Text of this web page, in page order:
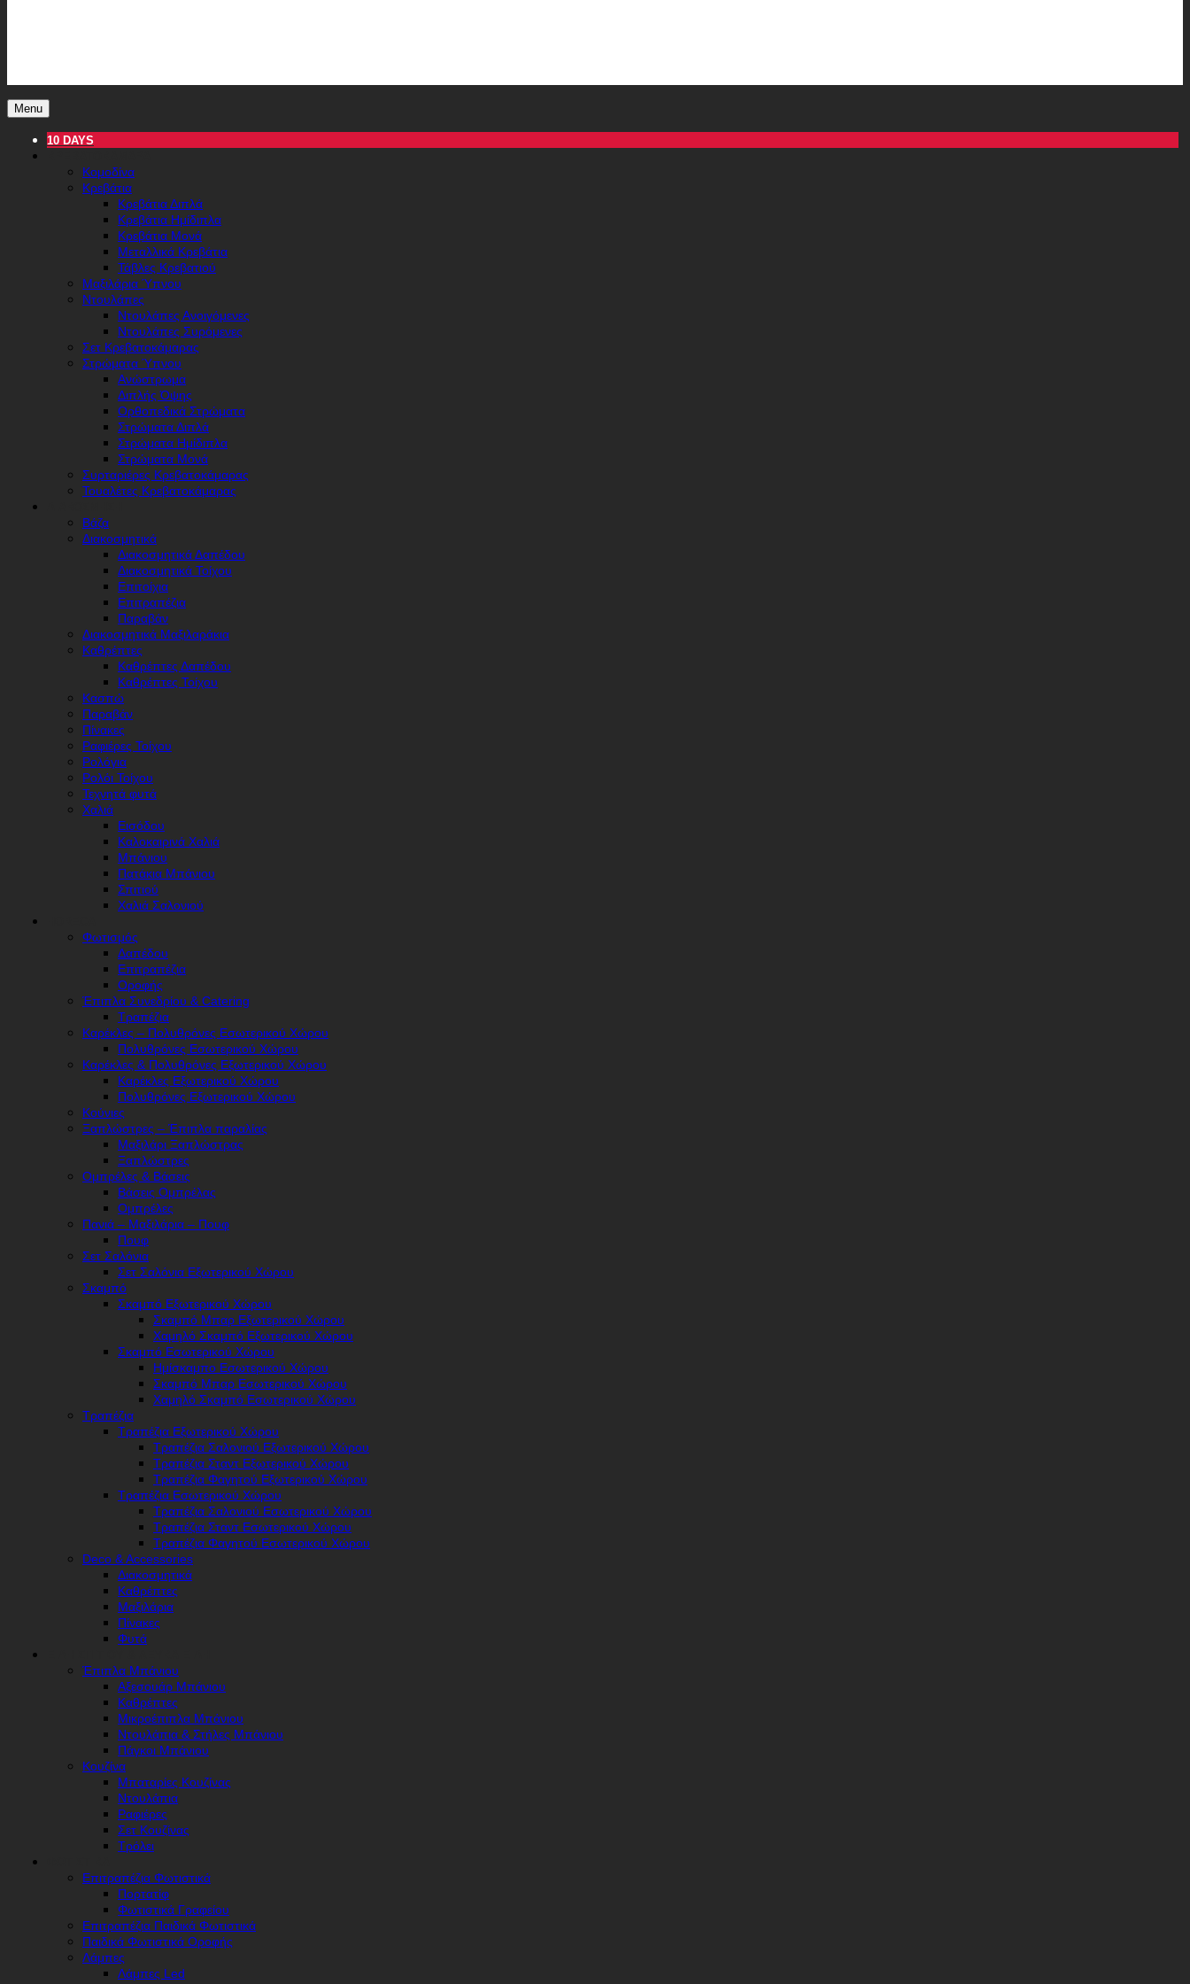
Menu
10 DAYS
Κομοδίνα
Κρεβάτια
Κρεβάτια Διπλά
Κρεβάτια Ημίδιπλα
Κρεβάτια Μονά
Μεταλλικά Κρεβάτια
Τάβλες Κρεβατιού
Μαξιλάρια Ύπνου
Ντουλάπες
Ντουλάπες Ανοιγόμενες
Ντουλάπες Συρόμενες
Σετ Κρεβατοκάμαρας
Στρώματα Ύπνου
Ανώστρωμα
Διπλής Όψης
Ορθοπεδικά Στρώματα
Στρώματα Διπλά
Στρώματα Ημίδιπλα
Στρώματα Μονά
Συρταριέρες Κρεβατοκάμαρας
Τουαλέτες Κρεβατοκάμαρας
Βάζα
Διακοσμητικά
Διακοσμητικά Δαπέδου
Διακοσμητικά Τοίχου
Επιτοίχια
Επιτραπέζια
Παραβάν
Διακοσμητικά Μαξιλαράκια
Καθρέπτες
Καθρέπτες Δαπέδου
Καθρέπτες Τοίχου
Κασπώ
Παραβάν
Πίνακες
Ραφιέρες Τοίχου
Ρολόγια
Ρολόι Τοίχου
Τεχνητά φυτά
Χαλιά
Εισόδου
Καλοκαιρινά Χαλιά
Μπάνιου
Πατάκια Μπάνιου
Σπιτιού
Χαλιά Σαλονιού
Φωτισμός
Δαπέδου
Επιτραπέζια
Οροφής
Έπιπλα Συνεδρίου & Catering
Τραπέζια
Καρέκλες – Πολυθρόνες Εσωτερικού Χώρου
Πολυθρόνες Εσωτερικού Χώρου
Καρέκλες & Πολυθρόνες Εξωτερικού Χώρου
Καρέκλες Εξωτερικού Χώρου
Πολυθρόνες Εξωτερικού Χώρου
Κούνιες
Ξαπλώστρες – Έπιπλα παραλίας
Μαξιλάρι Ξαπλώστρας
Ξαπλώστρες
Ομπρέλες & Βάσεις
Βάσεις Ομπρέλας
Ομπρέλες
Πανιά – Μαξιλάρια – Πουφ
Πουφ
Σετ Σαλόνια
Σετ Σαλόνια Εξωτερικού Χώρου
Σκαμπό
Σκαμπό Εξωτερικού Χώρου
Σκαμπό Μπαρ Εξωτερικού Χώρου
Χαμηλό Σκαμπό Εξωτερικού Χώρου
Σκαμπό Εσωτερικού Χώρου
Ημίσκαμπο Εσωτερικού Χώρου
Σκαμπό Μπαρ Εσωτερικού Χώρου
Χαμηλό Σκαμπό Εσωτερικού Χώρου
Τραπέζια
Τραπέζια Εξωτερικού Χώρου
Τραπέζια Σαλονιού Εξωτερικού Χώρου
Τραπέζια Σταντ Εξωτερικού Χώρου
Τραπέζια Φαγητού Εξωτερικού Χώρου
Τραπέζια Εσωτερικού Χώρου
Τραπέζια Σαλονιού Εσωτερικού Χώρου
Τραπέζια Σταντ Εσωτερικού Χώρου
Τραπέζια Φαγητού Εσωτερικού Χώρου
Deco & Accessories
Διακοσμητικά
Καθρέπτες
Μαξιλάρια
Πίνακες
Φυτά
Έπιπλα Μπάνιου
Αξεσουάρ Μπάνιου
Καθρέπτες
Μικροέπιπλα Μπάνιου
Ντουλάπια & Στήλες Μπάνιου
Πάγκοι Μπάνιου
Κουζίνα
Μπαταρίες Κουζίνας
Ντουλάπια
Ραφιέρες
Σετ Κουζίνας
Τρόλει
Επιτραπέζια Φωτιστικά
Πορτατίφ
Φωτιστικά Γραφείου
Επιτραπέζια Παιδικά Φωτιστικά
Παιδικά Φωτιστικά Οροφής
Λάμπες
Λάμπες Led